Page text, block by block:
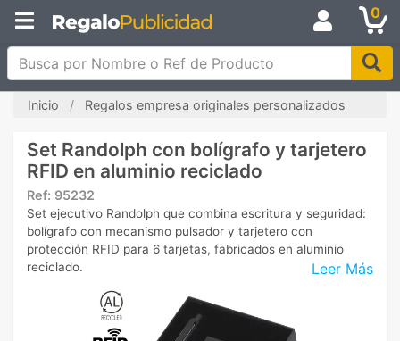
0
Busca por Nombre o Ref de Producto
Inicio Regalos empresa originales personalizados
Set Randolph con bolígrafo y tarjetero
RFID en aluminio reciclado
Ref: 95232
Leer Más
Set ejecutivo Randolph que combina escritura y seguridad:
bolígrafo con mecanismo pulsador y tarjetero con
protección RFID para 6 tarjetas, fabricados en aluminio
reciclado.